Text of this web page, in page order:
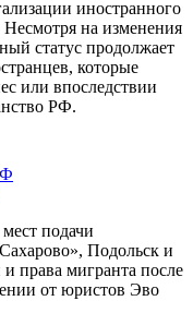
иностранного
на изменения
статус продолжает
которые
или впоследствии
РФ.
подачи
Подольск и
права мигранта после
от юристов Эво